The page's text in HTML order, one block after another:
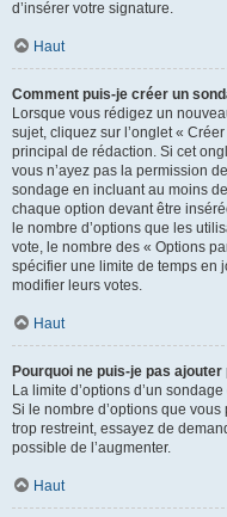
d’insérer votre signature.
Haut
Comment puis-je créer un
Lorsque vous rédigez un
sujet, cliquez sur l’onglet «
principal de rédaction. Si cet
vous n’ayez pas la permission
sondage en incluant au moins
chaque option devant être
le nombre d’options que les
vote, le nombre des « Options
spécifier une limite de temps en
modifier leurs votes.
Haut
Pourquoi ne puis-je pas
La limite d’options d’un
Si le nombre d’options que
trop restreint, essayez de
possible de l’augmenter.
Haut